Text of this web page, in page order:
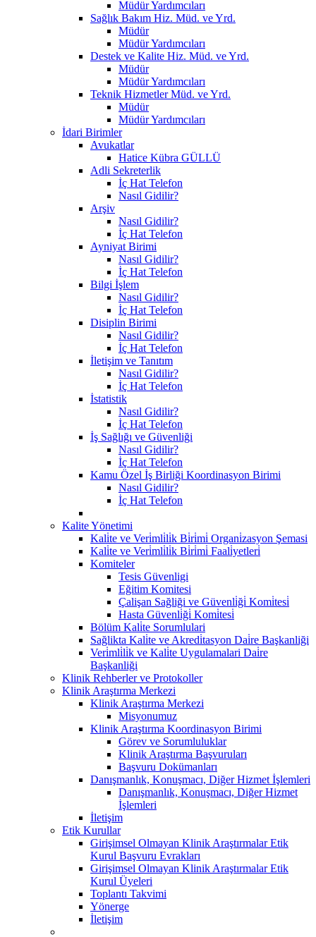
Müdür Yardımcıları
Sağlık Bakım Hiz. Müd. ve Yrd.
Müdür
Müdür Yardımcıları
Destek ve Kalite Hiz. Müd. ve Yrd.
Müdür
Müdür Yardımcıları
Teknik Hizmetler Müd. ve Yrd.
Müdür
Müdür Yardımcıları
İdari Birimler
Avukatlar
Hatice Kübra GÜLLÜ
Adli Sekreterlik
İç Hat Telefon
Nasıl Gidilir?
Arşiv
Nasıl Gidilir?
İç Hat Telefon
Ayniyat Birimi
Nasıl Gidilir?
İç Hat Telefon
Bilgi İşlem
Nasıl Gidilir?
İç Hat Telefon
Disiplin Birimi
Nasıl Gidilir?
İç Hat Telefon
İletişim ve Tanıtım
Nasıl Gidilir?
İç Hat Telefon
İstatistik
Nasıl Gidilir?
İç Hat Telefon
İş Sağlığı ve Güvenliği
Nasıl Gidilir?
İç Hat Telefon
Kamu Özel İş Birliği Koordinasyon Birimi
Nasıl Gidilir?
İç Hat Telefon
Kalite Yönetimi
Kali̇te ve Veri̇mli̇li̇k Bi̇ri̇mi̇ Organi̇zasyon Şemasi
Kali̇te ve Veri̇mli̇li̇k Bi̇ri̇mi̇ Faali̇yetleri̇
Komiteler
Tesis Güvenligi
Eğitim Komitesi
Çalişan Sağliği ve Güvenli̇ği̇ Komi̇tesi̇
Hasta Güvenli̇ği̇ Komi̇tesi̇
Bölüm Kali̇te Sorumlulari
Sağlikta Kali̇te ve Akredi̇tasyon Dai̇re Başkanliği
Veri̇mli̇li̇k ve Kali̇te Uygulamalari Dai̇re
Başkanliği
Klinik Rehberler ve Protokoller
Klinik Araştırma Merkezi
Klinik Araştırma Merkezi
Misyonumuz
Klinik Araştırma Koordinasyon Birimi
Görev ve Sorumluluklar
Klinik Araştırma Başvuruları
Başvuru Dokümanları
Danışmanlık, Konuşmacı, Diğer Hizmet İşlemleri
Danışmanlık, Konuşmacı, Diğer Hizmet
İşlemleri
İletişim
Etik Kurullar
Girişimsel Olmayan Klinik Araştırmalar Etik
Kurul Başvuru Evrakları
Girişimsel Olmayan Klinik Araştırmalar Etik
Kurul Üyeleri
Toplantı Takvimi
Yönerge
İletişim